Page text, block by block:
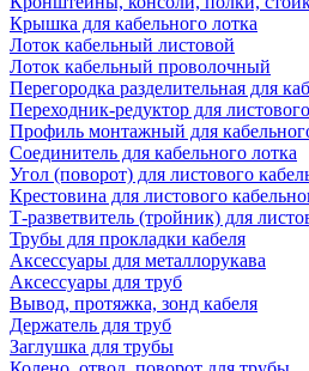
Крышка для кабельного лотка
Лоток кабельный листовой
Лоток кабельный проволочный
Перегородка разделительная для
Переходник-редуктор для
Профиль монтажный для
Соединитель для кабельного лотка
Угол (поворот) для листового
Крестовина для листового
Т-разветвитель (тройник) для
Трубы для прокладки кабеля
Аксессуары для металлорукава
Аксессуары для труб
Вывод, протяжка, зонд кабеля
Держатель для труб
Заглушка для трубы